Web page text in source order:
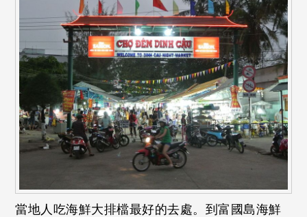
當地人吃海鮮大排檔最好的去處。到富國島海鮮